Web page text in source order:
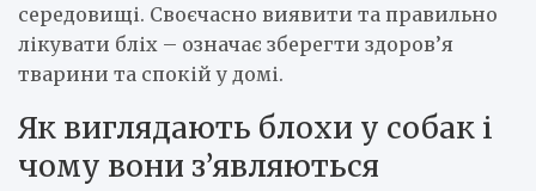
середовищі. Своєчасно виявити та правильно
лікувати бліх – означає зберегти здоров’я
тварини та спокій у домі.
Як виглядають блохи у собак і
чому вони з’являються